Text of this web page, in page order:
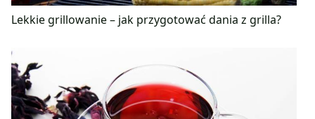
Lekkie grillowanie – jak przygotować dania z grilla?